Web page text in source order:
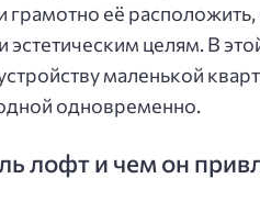
грамотно её
эстетическим целям. В
маленькой
одновременно.
лофт и чем он